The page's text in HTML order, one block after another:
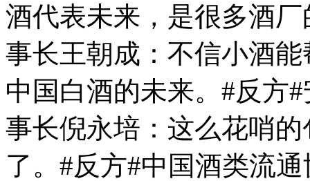
酒代表未来，是很多酒
事长王朝成：不信小酒
中国白酒的未来。#反方
事长倪永培：这么花哨
了。#反方#中国酒类流